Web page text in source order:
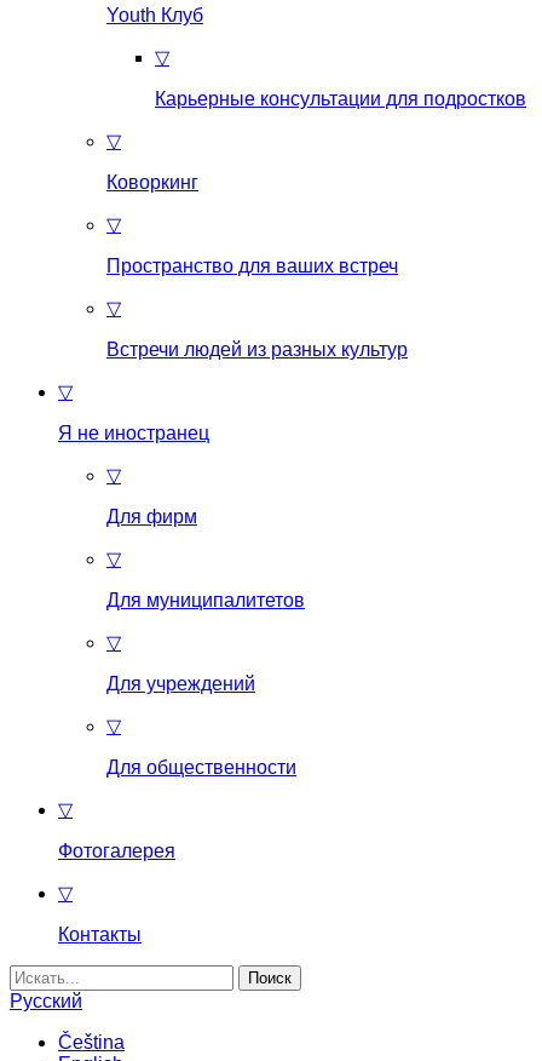
Youth Клуб
▽
Карьерные консультации для подростков
▽
Коворкинг
▽
Пространство для ваших встреч
▽
Встречи людей из разных культур
▽
Я не иностранец
▽
Для фирм
▽
Для муниципалитетов
▽
Для учреждений
▽
Для общественности
▽
Фотогалерея
▽
Контакты
Найти:
Русский
Čeština